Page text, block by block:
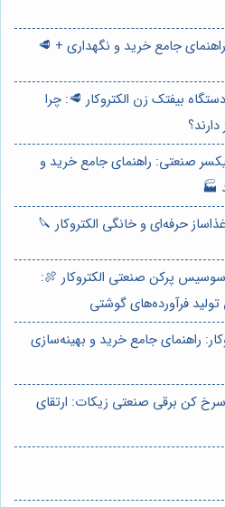
جامع خرید و نگهداری + 🥩
بیفتک زن الکتروکار 🥩: چرا
صنعتی: راهنمای جامع خرید و
🏭
حرفه‌ای و خانگی الکتروکار 🔪
پرکن صنعتی الکتروکار 🍖:
فرآورده‌های گوشتی
راهنمای جامع خرید و بهینه‌سازی
کن برقی صنعتی زیکات: ارتقای